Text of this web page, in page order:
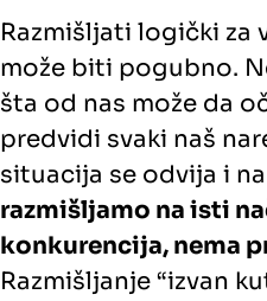
Razmišljati logički za
može biti pogubno.
šta od nas može da
predvidi svaki naš
situacija se odvija i
razmišljamo na isti
konkurencija, nema
Razmišljanje “izvan